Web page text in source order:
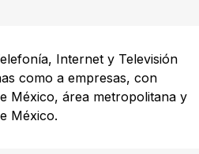
Internet y Televisión
como a empresas, con
México, área metropolitana y
México.